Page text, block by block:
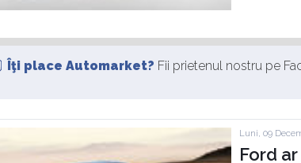
Îţi place Automarket? Fii prietenul nostru pe
Luni, 09
Ford